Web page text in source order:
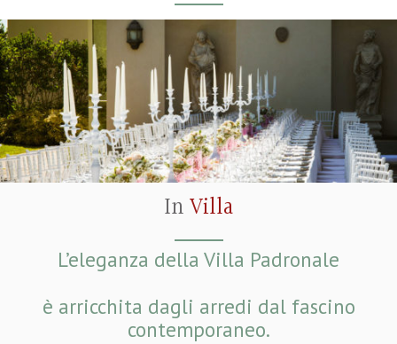
InVilla
L’eleganza della Villa Padronale
è arricchita dagli arredi dal fascino
contemporaneo.